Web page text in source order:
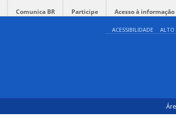
Comunica BR Participe Acesso à informação
ACESSIBILIDADE ALTO